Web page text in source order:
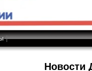
Новости